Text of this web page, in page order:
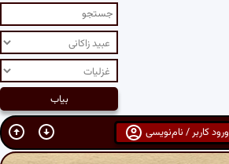
ورود کاربر / نام‌نویسی